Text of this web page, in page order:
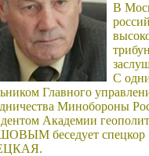
В
С
Главного
Минобороны
Академии
беседует спецкор